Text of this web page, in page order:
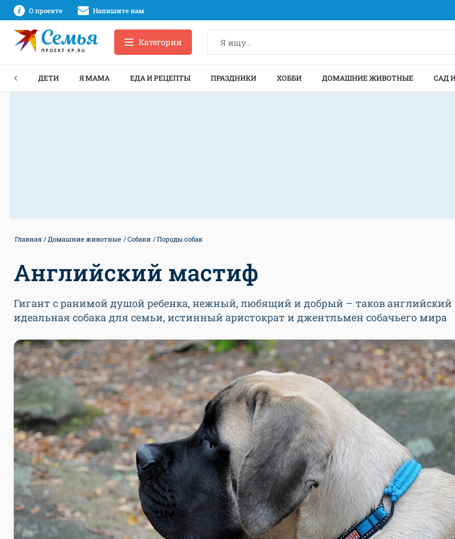
О проекте Напишите нам
Категории
ДЕТИ Я МАМА ЕДА И РЕЦЕПТЫ ПРАЗДНИКИ ХОББИ ДОМАШНИЕ ЖИВОТНЫЕ САД
Главная Домашние животные Собаки Породы собак
Английский мастиф
Гигант с ранимой душой ребенка, нежный, любящий и добрый – таков английский
идеальная собака для семьи, истинный аристократ и джентльмен собачьего мира